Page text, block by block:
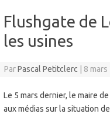
Flushgate de
les usines
ParPascal Petitclerc 8 mars
Le 5 mars dernier, le maire
aux médias sur la situation